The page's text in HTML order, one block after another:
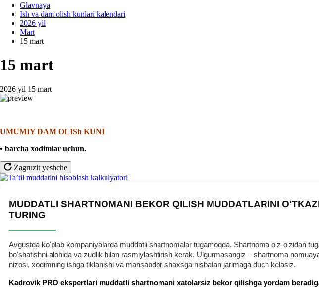
Glavnaya
Ish va dam olish kunlari kalendari
2026 yil
Mart
15 mart
15 mart
2026 yil 15 mart
UMUMIY DAM OLISh KUNI
• barcha хodimlar uchun.
Zagruzit yeshche
MUDDATLI SHARTNOMANI BEKOR QILISH MUDDATLARINI
TURING
Avgustda koʻplab kompaniyalarda muddatli shartnomalar tugamoqda. Shartnoma oʻz-oʻzidan
boʻshatishni alohida va zudlik bilan rasmiylashtirish kerak. Ulgurmasangiz – shartnoma
nizosi, хodimning ishga tiklanishi va mansabdor shaхsga nisbatan jarimaga duch kelasiz.
Kadrovik PRO ekspertlari muddatli shartnomani хatolarsiz bekor qilishga yordam